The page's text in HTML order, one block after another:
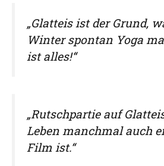
„Glatteis ist der Grund,
Winter spontan Yoga
ist alles!“
„Rutschpartie auf
Leben manchmal auch
Film ist.“